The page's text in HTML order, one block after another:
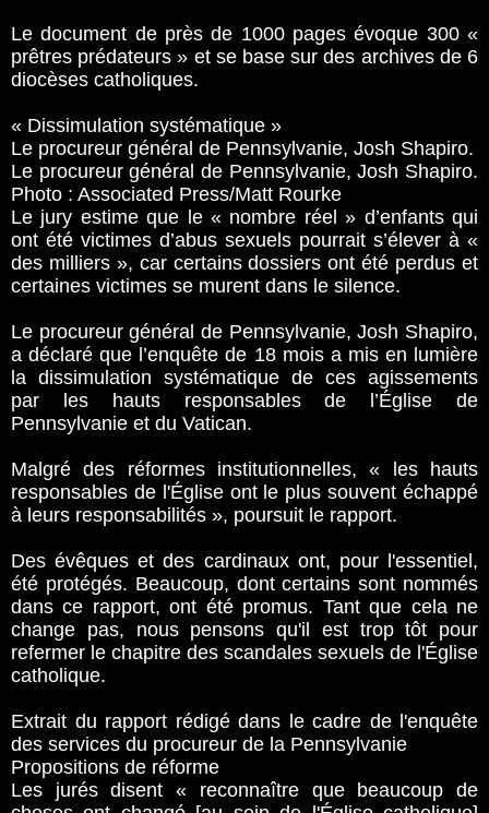
Le document de près de 1000 pages évoque 300 «
prêtres prédateurs » et se base sur des archives de 6
diocèses catholiques.
« Dissimulation systématique »
Le procureur général de Pennsylvanie, Josh Shapiro.
Le procureur général de Pennsylvanie, Josh Shapiro.
Photo : Associated Press/Matt Rourke
Le jury estime que le « nombre réel » d’enfants qui
ont été victimes d’abus sexuels pourrait s’élever à «
des milliers », car certains dossiers ont été perdus et
certaines victimes se murent dans le silence.
Le procureur général de Pennsylvanie, Josh Shapiro,
a déclaré que l’enquête de 18 mois a mis en lumière
la dissimulation systématique de ces agissements
par les hauts responsables de l’Église de
Pennsylvanie et du Vatican.
Malgré des réformes institutionnelles, « les hauts
responsables de l'Église ont le plus souvent échappé
à leurs responsabilités », poursuit le rapport.
Des évêques et des cardinaux ont, pour l'essentiel,
été protégés. Beaucoup, dont certains sont nommés
dans ce rapport, ont été promus. Tant que cela ne
change pas, nous pensons qu'il est trop tôt pour
refermer le chapitre des scandales sexuels de l'Église
catholique.
Extrait du rapport rédigé dans le cadre de l'enquête
des services du procureur de la Pennsylvanie
Propositions de réforme
Les jurés disent « reconnaître que beaucoup de